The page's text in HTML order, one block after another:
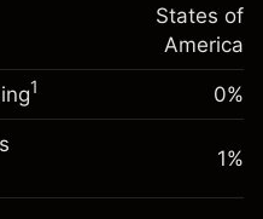
~ $
$19,000.00(-$0.13)
con apalancamiento
~ $
States of
America
1 0%
1%